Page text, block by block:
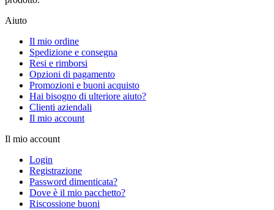
Aiuto
Il mio ordine
Spedizione e consegna
Resi e rimborsi
Opzioni di pagamento
Promozioni e buoni acquisto
Hai bisogno di ulteriore aiuto?
Clienti aziendali
Il mio account
Il mio account
Login
Registrazione
Password dimenticata?
Dove è il mio pacchetto?
Riscossione buoni